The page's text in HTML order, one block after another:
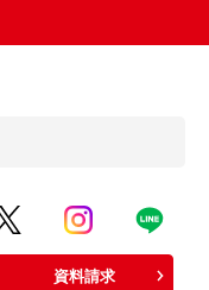
資料請求